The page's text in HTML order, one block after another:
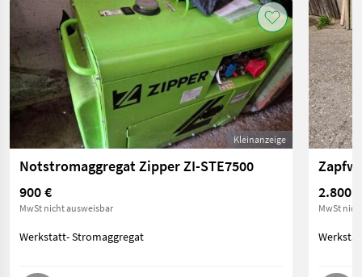
Kleinanzeige
Notstromaggregat Zipper ZI-STE7500
900 €
MwSt nicht ausweisbar
Werkstatt- Stromaggregat
2.800 €
MwSt